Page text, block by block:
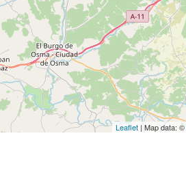
Leaflet | Map data: ©